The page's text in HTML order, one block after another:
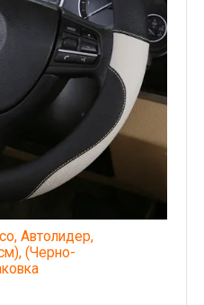
Автолидер,
(Черно-